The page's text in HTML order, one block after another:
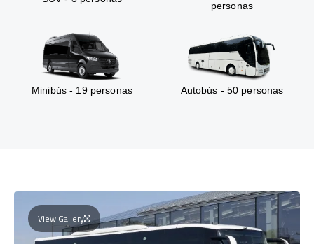
personas
Minibús - 19 personas Autobús - 50 personas
View Gallery